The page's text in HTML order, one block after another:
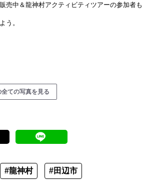
売中＆龍神村アクティビティツアーの参加者も
う。
ての写真を見る
#龍神村 #田辺市